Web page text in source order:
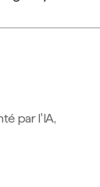
par l'IA,